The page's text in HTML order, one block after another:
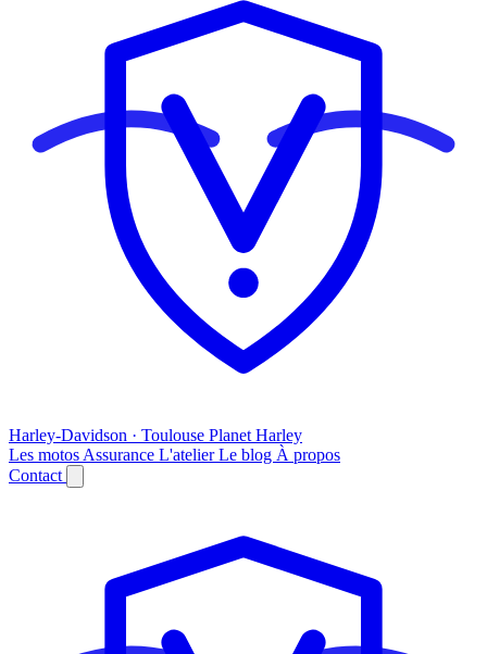
Harley-Davidson · Toulouse Planet Harley
Les motos Assurance L'atelierLe blog À propos
Contact